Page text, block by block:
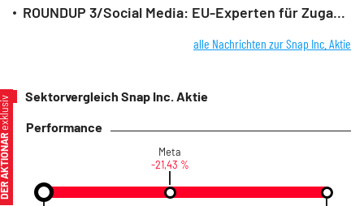
ROUNDUP 3/Social Media: EU-Experten für Zugangsbeschränkung bis 13
alle Nachrichten zur Snap Inc. Aktie
Sektorvergleich Snap Inc. Aktie
Performance
Meta
-21,43 %